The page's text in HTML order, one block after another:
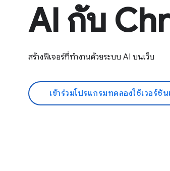
AI กับ
สร้างฟีเจอร์ที่ทำงานด้วยระบบ AI บนเว็บ
เข้าร่วมโปรแกรมทดลองใช้เวอร์ชั